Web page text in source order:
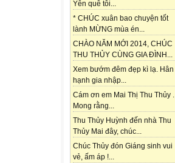
Yên quê tôi...
* CHÚC xuân bao chuyện tốt
lành MỪNG mùa én...
CHÀO NĂM MỚI 2014, CHÚC
THU THỦY CÙNG GIA ĐÌNH...
Xem bướm đêm đẹp kì lạ. Hân
hạnh gia nhập...
Cám ơn em Mai Thị Thu Thủy .
Mong rằng...
Thu Thủy Huỳnh đến nhà Thu
Thủy Mai đây, chúc...
Chúc Thủy đón Giáng sinh vui
vẻ, ấm áp !...